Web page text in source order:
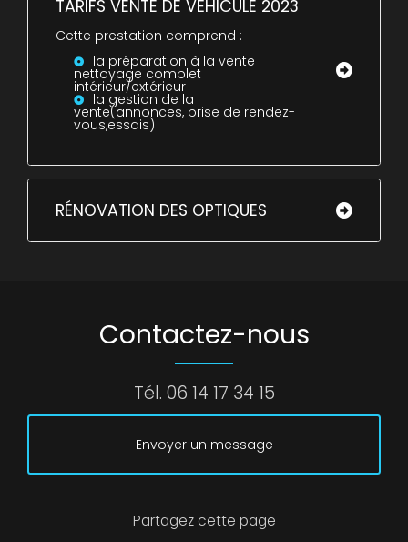
TARIFS VENTE DE VÉHICULE 2023
Cette prestation comprend :
la préparation à la vente
nettoyage complet
intérieur/extérieur
la gestion de la
vente(annonces, prise de rendez-
vous,essais)
RÉNOVATION DES OPTIQUES
Contactez-nous
Tél. 06 14 17 34 15
Envoyer un message
Partagez cette page